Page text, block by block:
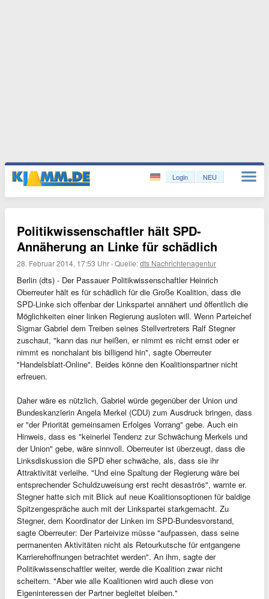
Login NEU
Politikwissenschaftler hält SPD-
Annäherung an Linke für schädlich
28. Februar 2014, 17:53 Uhr ·Quelle:dts Nachrichtenagentur
Berlin (dts) - Der Passauer Politikwissenschaftler Heinrich
Oberreuter hält es für schädlich für die Große Koalition, dass die
SPD-Linke sich offenbar der Linkspartei annähert und öffentlich die
Möglichkeiten einer linken Regierung ausloten will. Wenn Parteichef
Sigmar Gabriel dem Treiben seines Stellvertreters Ralf Stegner
zuschaut, "kann das nur heißen, er nimmt es nicht ernst oder er
nimmt es nonchalant bis billigend hin", sagte Oberreuter
"Handelsblatt-Online". Beides könne den Koalitionspartner nicht
erfreuen.
Daher wäre es nützlich, Gabriel würde gegenüber der Union und
Bundeskanzlerin Angela Merkel (CDU) zum Ausdruck bringen, dass
er "der Priorität gemeinsamen Erfolges Vorrang" gebe. Auch ein
Hinweis, dass es "keinerlei Tendenz zur Schwächung Merkels und
der Union" gebe, wäre sinnvoll. Oberreuter ist überzeugt, dass die
Linksdiskussion die SPD eher schwäche, als, dass sie ihr
Attraktivität verleihe. "Und eine Spaltung der Regierung wäre bei
entsprechender Schuldzuweisung erst recht desaströs", warnte er.
Stegner hatte sich mit Blick auf neue Koalitionsoptionen für baldige
Spitzengespräche auch mit der Linkspartei starkgemacht. Zu
Stegner, dem Koordinator der Linken im SPD-Bundesvorstand,
sagte Oberreuter: Der Parteivize müsse "aufpassen, dass seine
permanenten Aktivitäten nicht als Retourkutsche für entgangene
Karrierehoffnungen betrachtet werden". An ihm, sagte der
Politikwissenschaftler weiter, werde die Koalition zwar nicht
scheitern. "Aber wie alle Koalitionen wird auch diese von
Eigeninteressen der Partner begleitet bleiben."